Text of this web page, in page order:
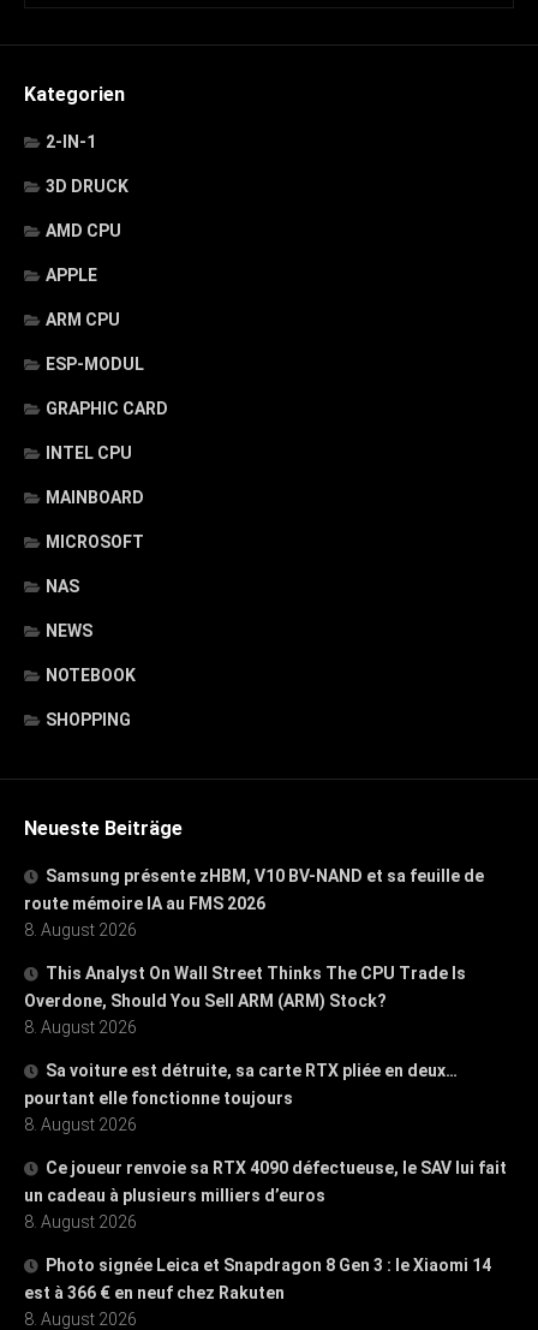
Kategorien
2-IN-1
3D DRUCK
AMD CPU
APPLE
ARM CPU
ESP-MODUL
GRAPHIC CARD
INTEL CPU
MAINBOARD
MICROSOFT
NAS
NEWS
NOTEBOOK
SHOPPING
Neueste Beiträge
Samsung présente zHBM, V10 BV-NAND et sa feuille de
route mémoire IA au FMS 2026
8. August 2026
This Analyst On Wall Street Thinks The CPU Trade Is
Overdone, Should You Sell ARM (ARM) Stock?
8. August 2026
Sa voiture est détruite, sa carte RTX pliée en deux…
pourtant elle fonctionne toujours
8. August 2026
Ce joueur renvoie sa RTX 4090 défectueuse, le SAV lui fait
un cadeau à plusieurs milliers d’euros
8. August 2026
Photo signée Leica et Snapdragon 8 Gen 3 : le Xiaomi 14
est à 366 € en neuf chez Rakuten
8. August 2026